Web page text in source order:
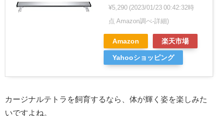
¥5,290 (2023/01/23 00:42:32時
点 Amazon調べ-詳細)
Amazon 楽天市場
Yahooショッピング
カージナルテトラを飼育するなら、体が輝く姿を楽しみた
いですよね。